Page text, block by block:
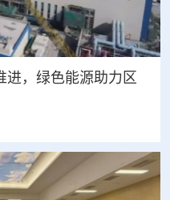
进，绿色能源助力区